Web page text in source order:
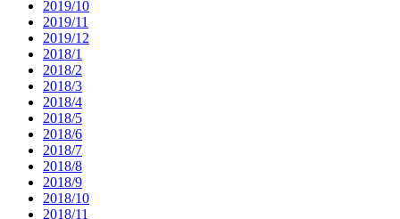
2019/10
2019/11
2019/12
2018/1
2018/2
2018/3
2018/4
2018/5
2018/6
2018/7
2018/8
2018/9
2018/10
2018/11